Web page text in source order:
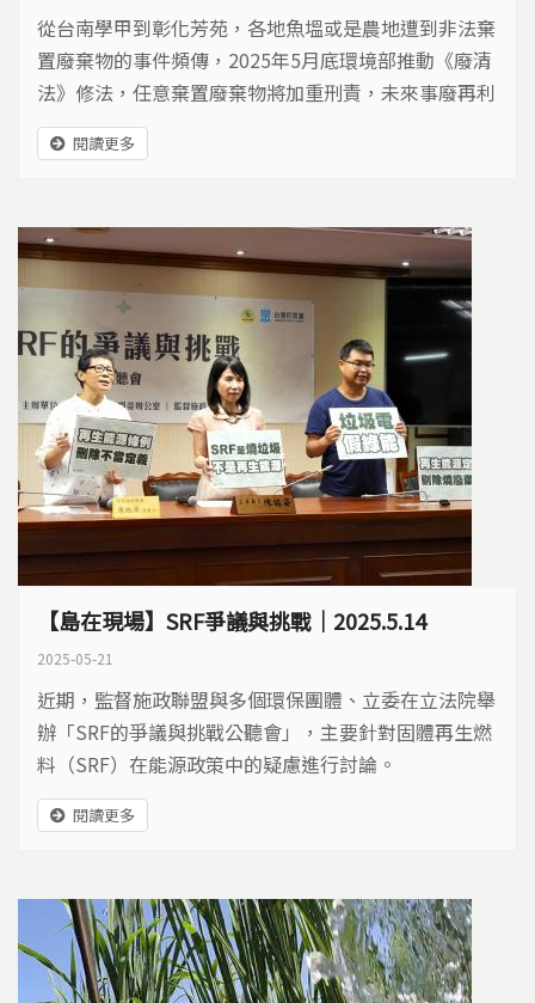
從台南學甲到彰化芳苑，各地魚塭或是農地遭到非法棄
置廢棄物的事件頻傳，2025年5月底環境部推動《廢清
法》修法，任意棄置廢棄物將加重刑責，未來事廢再利
用的規範與管理，交由環境部統籌.....
閱讀更多
【島在現場】SRF爭議與挑戰｜2025.5.14
2025-05-21
近期，監督施政聯盟與多個環保團體、立委在立法院舉
辦「SRF的爭議與挑戰公聽會」，主要針對固體再生燃
料（SRF）在能源政策中的疑慮進行討論。
閱讀更多